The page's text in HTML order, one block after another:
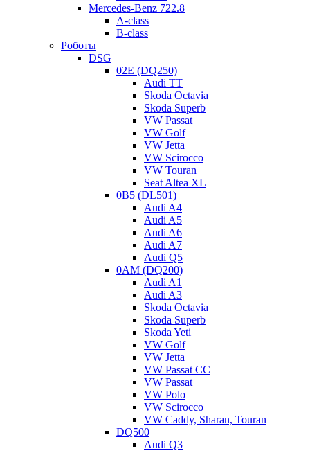
Mercedes-Benz 722.8
A-class
B-class
Роботы
DSG
02E (DQ250)
Audi TT
Skoda Octavia
Skoda Superb
VW Passat
VW Golf
VW Jetta
VW Scirocco
VW Touran
Seat Altea XL
0B5 (DL501)
Audi A4
Audi A5
Audi A6
Audi A7
Audi Q5
0AM (DQ200)
Audi A1
Audi A3
Skoda Octavia
Skoda Superb
Skoda Yeti
VW Golf
VW Jetta
VW Passat CC
VW Passat
VW Polo
VW Scirocco
VW Caddy, Sharan, Touran
DQ500
Audi Q3